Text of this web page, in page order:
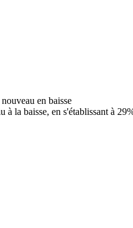
la baisse, en s'établissant à